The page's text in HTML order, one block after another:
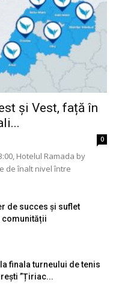
și Vest, față în
0
Hotelul Ramada by
de înalt nivel între
de succes și suflet
comunității
finala turneului de tenis
”Țiriac...